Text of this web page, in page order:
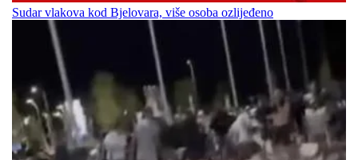
Sudar vlakova kod Bjelovara, više osoba ozlijeđeno